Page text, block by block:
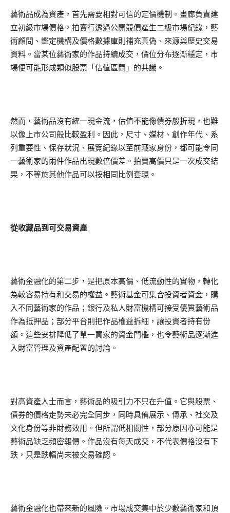
藝術品成為資產，首先需要相對可信的定價機制。畫廊負責建
立初級市場價格，拍賣行透過公開競價產生二級市場紀錄，藝
術顧問、鑑定機構及價格數據庫則補充真偽、來源與歷史交易
資料。當某位藝術家的作品持續成交，價位分布逐漸穩定，市
場便可能形成類似股票「估值區間」的共識。
然而，藝術品沒有統一現金流，估值不能像債券般折現，也難
以像上市公司般比較盈利。因此，尺寸、媒材、創作年代、系
列重要性、保存狀況、展覽紀錄以至前藏家身份，都可能令同
一藝術家的兩件作品出現數倍價差。拍賣高價只是一次成交結
果，不等於其他作品可以按相同比例套現。
從收藏品到可交易資產
藝術金融化的第二步，是把原本高價、低流動性的實物，轉化
為較容易持有和交易的權益。藝術基金可集合投資者資金，購
入不同藝術家的作品；銀行及私人財富機構可接受優質藝術品
作為抵押品；部分平台則把作品權益拆細，讓投資者持有份
額。這些安排降低了單一買家的資金門檻，也令藝術品逐漸進
入財富管理及資產配置的討論。
對高資產人士而言，藝術品的吸引力不只在升值。它與股票、
債券的價格走勢未必完全同步，同時具備展示、傳承、社交及
文化身份等非財務效用。但所謂低相關性，部分原因亦可能是
藝術品缺乏頻密報價。作品沒有每天成交，不代表價格沒有下
跌，只是跌幅尚未被交易確認。
藝術金融化也帶來新的風險。市場成交集中於少數藝術家和頂